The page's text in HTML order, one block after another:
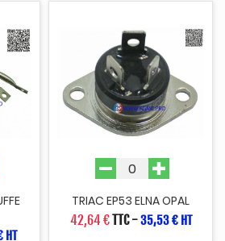
HT
TRIAC EP53 ELNA OPAL
42,64 €TTC-35,53 € HT